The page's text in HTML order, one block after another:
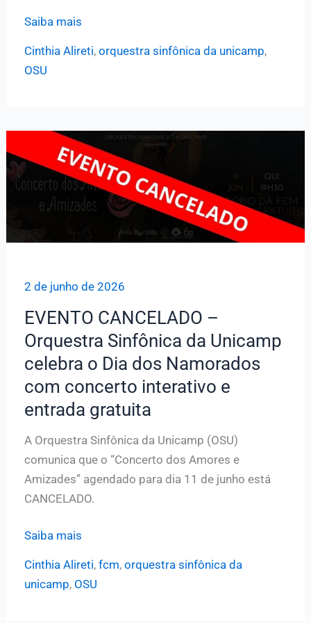
OSU
câmara
com
convidados
obras
Saiba mais
Cinthia Alireti, orquestra sinfônica da unicamp,
OSU
2 de junho de 2026
EVENTO CANCELADO –
Orquestra Sinfônica da Unicamp
celebra o Dia dos Namorados
com concerto interativo e
entrada gratuita
A Orquestra Sinfônica da Unicamp (OSU)
comunica que o “Concerto dos Amores e
Amizades” agendado para dia 11 de junho está
CANCELADO.
EVENTO
Orquestra
Saiba mais
Cinthia Alireti, fcm, orquestra sinfônica da
unicamp, OSU